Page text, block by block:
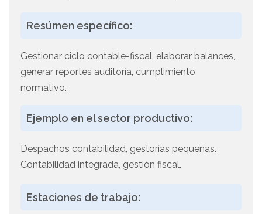
Resúmen específico:
Gestionar ciclo contable-fiscal, elaborar balances,
generar reportes auditoría, cumplimiento
normativo.
Ejemplo en el sector productivo:
Despachos contabilidad, gestorías pequeñas.
Contabilidad integrada, gestión fiscal.
Estaciones de trabajo: